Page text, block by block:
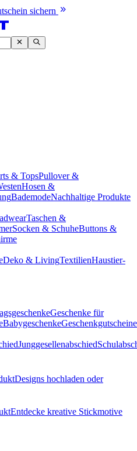
sichern
& TopsPullover &
Hosen &
BademodeNachhaltige Produkte
Taschen &
Socken & SchuheButtons &
Deko & LivingTextilienHaustier-
Geschenke für
BabygeschenkeGeschenkgutscheine
Junggesellenabschied
Designs hochladen oder
Entdecke kreative Stickmotive